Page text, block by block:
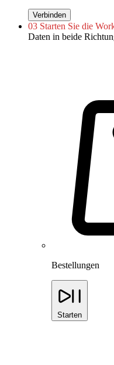
Verbinden
03 Starten Sie die
Daten in beide
Bestellungen
Starten